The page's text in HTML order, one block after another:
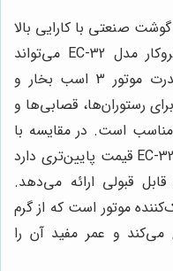
صنعتی با کارایی بالا
و قیمت مناسب هستید، مدل الکتروکار مدل EC-32 می‌تواند
گزینه مناسبی باشد. این مدل با قدرت موتور 3 اسب بخار و
ساعت، برای رستوران‌ها، قصابی‌ها و
مناسب است. در مقایسه با
مدل‌های مشابه از برندهای خارجی، EC-32 قیمت پایین‌تری دارد
قبولی ارائه می‌دهد.
موتور است که از گرم
و عمر مفید آن را